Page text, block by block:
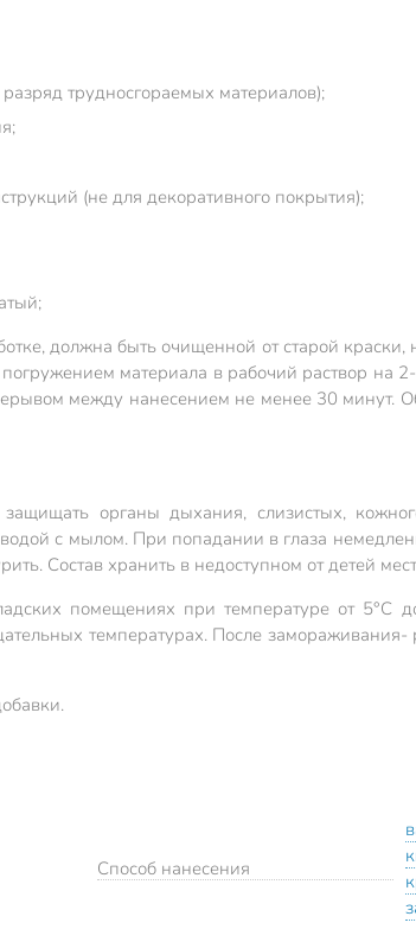
трудносгораемых материалов);
(не для декоративного покрытия);
должна быть очищенной от старой
материала в рабочий раствор на
между нанесением не менее 30 минут.
органы дыхания, слизистых,
с мылом. При попадании в глаза
Состав хранить в недоступном от детей
помещениях при температуре от
температурах. После
Способ нанесения